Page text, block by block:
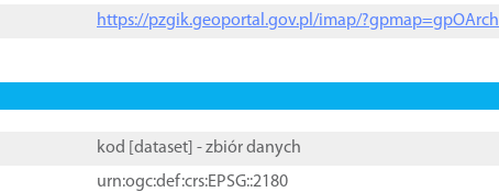
https://pzgik.geoportal.gov.pl/imap/?gpmap=gpOArch
kod [ dataset ] - zbiór danych
urn:ogc:def:crs:EPSG::2180